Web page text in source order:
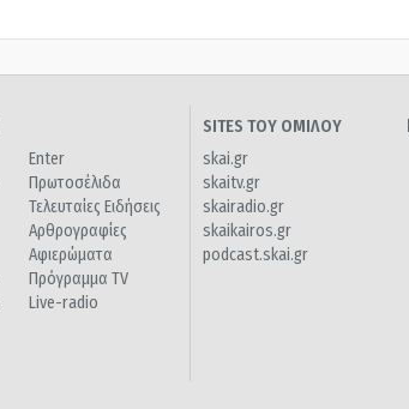
Enter
Πρωτοσέλιδα
Τελευταίες Ειδήσεις
Αρθρογραφίες
Αφιερώματα
Πρόγραμμα TV
Live-radio
SITES ΤΟΥ ΟΜΙΛΟΥ
skai.gr
skaitv.gr
skairadio.gr
skaikairos.gr
podcast.skai.gr